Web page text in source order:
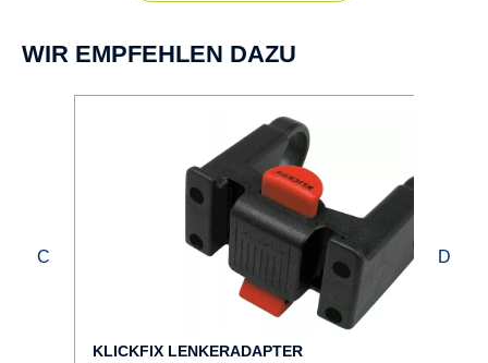
WIR EMPFEHLEN DAZU
KLICKFIX LENKERADAPTER